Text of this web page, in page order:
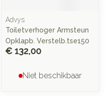
Advys
Toiletverhoger Armsteun
Opklapb. Verstelb.tse150
€ 132,00
Niet beschikbaar